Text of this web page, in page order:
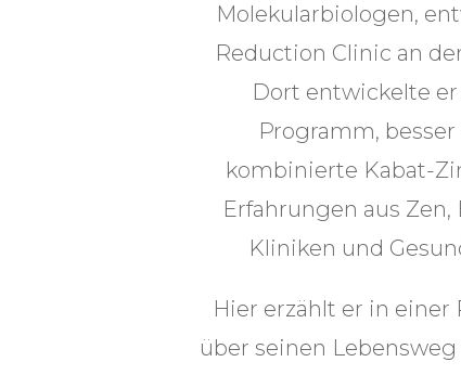
Molekularbiologen,
Reduction Clinic an
Dort entwickelte
Programm,
kombinierte Kabat-
Erfahrungen aus
Kliniken und
Hier erzählt er in
über seinen